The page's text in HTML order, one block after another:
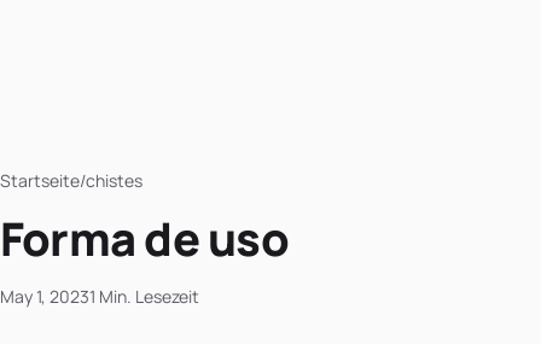
Startseite/chistes
Forma de uso
May 1, 20231 Min. Lesezeit